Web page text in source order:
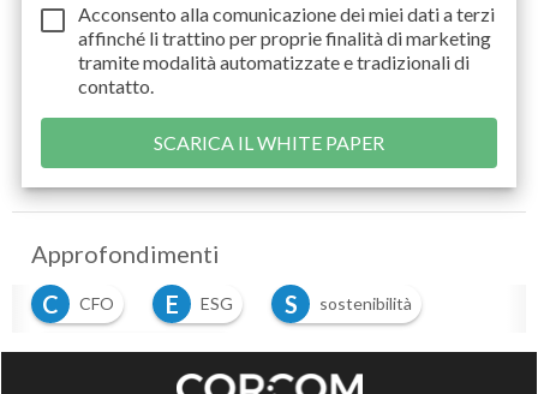
Acconsento alla comunicazione dei miei dati aterzi
affinché li trattino per proprie finalità di marketing
tramite modalità automatizzate e tradizionali di
contatto.
Approfondimenti
C
CFO E ESG S sostenibilità
S sviluppo sostenibile